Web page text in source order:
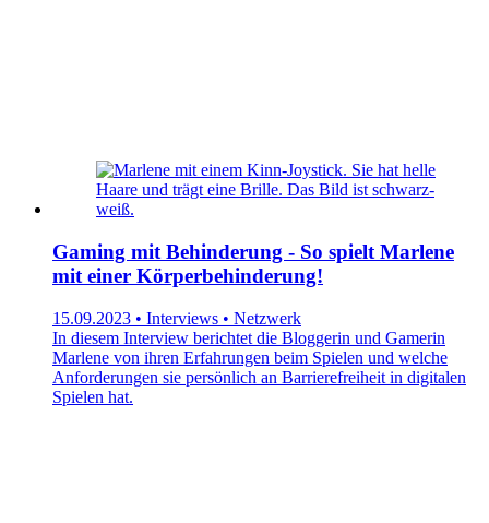
Gaming mit Behinderung - So spielt Marlene
mit einer Körperbehinderung!
15.09.2023 • Interviews • Netzwerk
In diesem Interview berichtet die Bloggerin und Gamerin
Marlene von ihren Erfahrungen beim Spielen und welche
Anforderungen sie persönlich an Barrierefreiheit in digitalen
Spielen hat.